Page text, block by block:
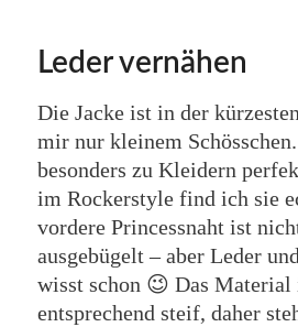
Leder vernähen
Die Jacke ist in der
mir nur kleinem
besonders zu Kleidern
im Rockerstyle find ich sie
vordere Princessnaht ist
ausgebügelt – aber Leder
wisst schon 😉 Das Material
entsprechend steif, daher